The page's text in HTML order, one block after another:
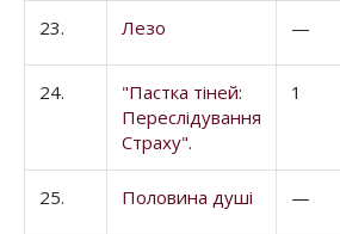
23. Лезо —
24.
"Пастка тіней:
Переслідування
Страху".
1
25. Половина душі —